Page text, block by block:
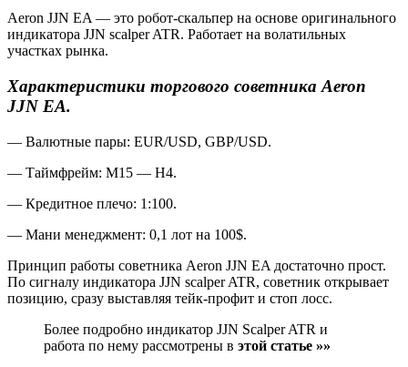
Aeron JJN EA — это робот-скальпер на основе оригинального
индикатора JJN scalper ATR. Работает на волатильных
участках рынка.
Характеристики торгового советника Aeron
JJN EA.
— Валютные пары: EUR/USD, GBP/USD.
— Таймфрейм: М15 — H4.
— Кредитное плечо: 1:100.
— Мани менеджмент: 0,1 лот на 100$.
Принцип работы советника Aeron JJN EA достаточно прост.
По сигналу индикатора JJN scalper ATR, советник открывает
позицию, сразу выставляя тейк-профит и стоп лосс.
Более подробно индикатор JJN Scalper ATR и
работа по нему рассмотрены в этой статье »»